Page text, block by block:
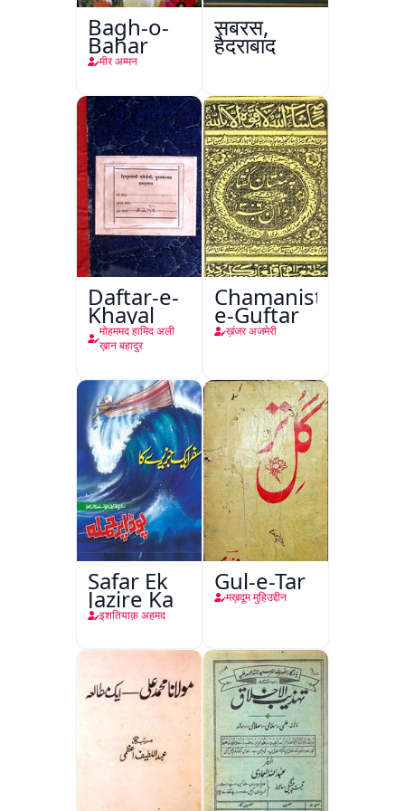
Bagh-o-
Bahar
मीर अम्मन
सबरस,
हैदराबाद
Daftar-e-
Khayal
मोहममद हामिद अली
ख़ान बहादुर
Chamanistan-
e-Guftar
ख़ंजर अजमेरी
Safar Ek
Jazire Ka
इशतियाक़ अहमद
Gul-e-Tar
मख़दूम मुहिउद्दीन